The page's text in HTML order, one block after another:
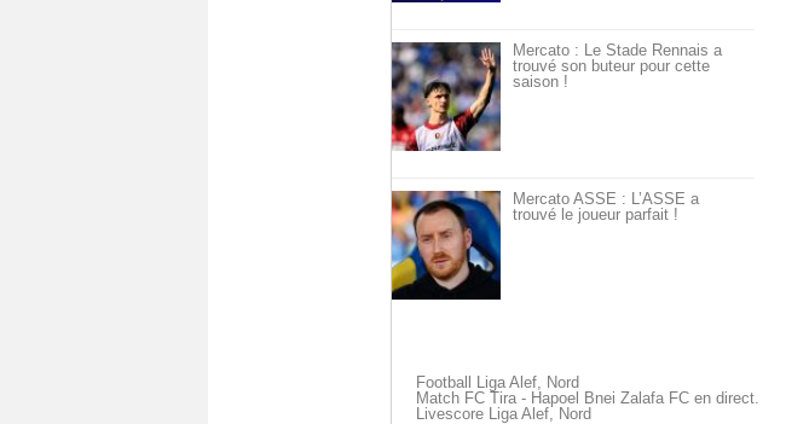
Mercato : Le Stade Rennais a
trouvé son buteur pour cette
saison !
Mercato ASSE : L’ASSE a
trouvé le joueur parfait !
Football Liga Alef, Nord
Match FC Tira - Hapoel Bnei Zalafa FC en direct.
Livescore Liga Alef, Nord